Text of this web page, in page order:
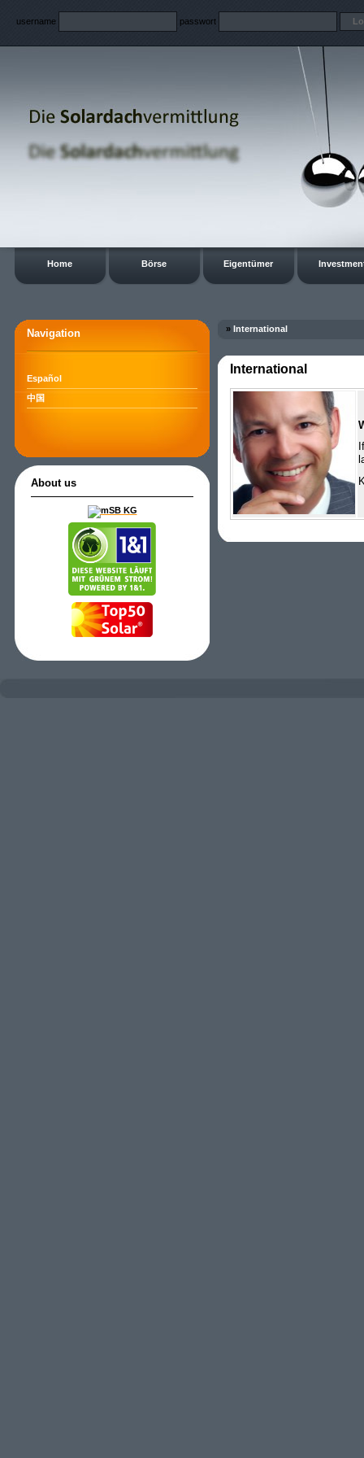
username passwort
Home Börse Eigentümer
Navigation
Español
中国
About us
» International
International